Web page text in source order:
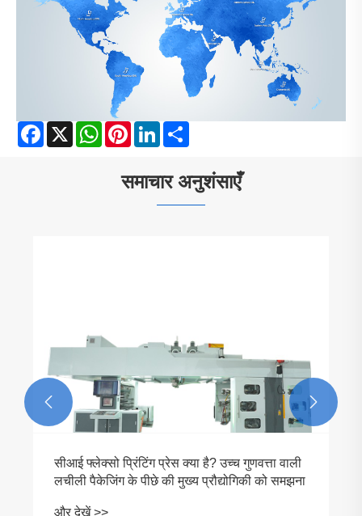
Facebook
X WhatsApp
PinterestLinkedIn
समाचार अनुशंसाएँ
सीआई फ्लेक्सो प्रिंटिंग प्रेस क्या है? उच्च गुणवत्ता वाली
लचीली पैकेजिंग के पीछे की मुख्य प्रौद्योगिकी को समझना
और देखें >>
 